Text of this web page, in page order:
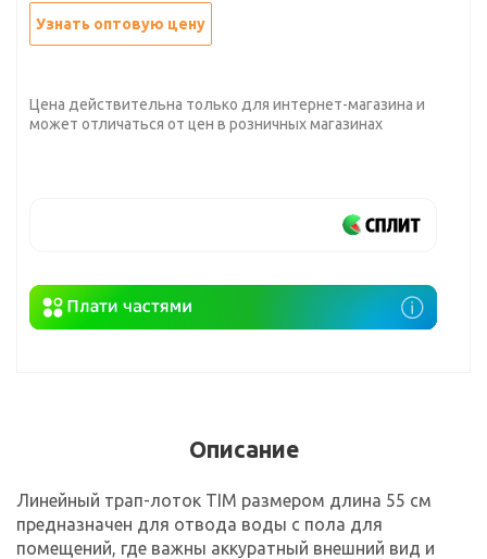
Узнать оптовую цену
Цена действительна только для интернет-магазина и
может отличаться от цен в розничных магазинах
Описание
Линейный трап-лоток TIM размером длина 55 см
предназначен для отвода воды с пола для
помещений, где важны аккуратный внешний вид и